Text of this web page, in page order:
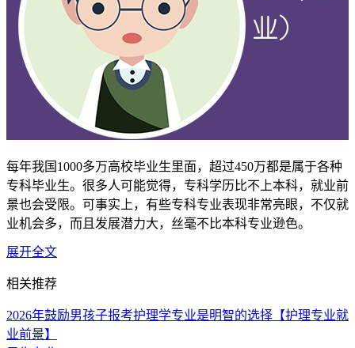
每年我国1000多万高校毕业生里面，超过450万都是属于各种
专科毕业生。很多人可能觉得，专科学历比不上本科，就业前
景也会受限。可事实上，有些专科专业表现非常亮眼，不仅就
业机会多，而且发展潜力大，丝毫不比本科专业逊色。
2026专科就业前景好的10大专业（十大最
吃香的专科专业）
1、电气工程类专业——现代社会的全能高手！
展开全文
相关推荐
2026年鼓励男孩子报考护理学专业是明智的选择【护理专业就
业前景】